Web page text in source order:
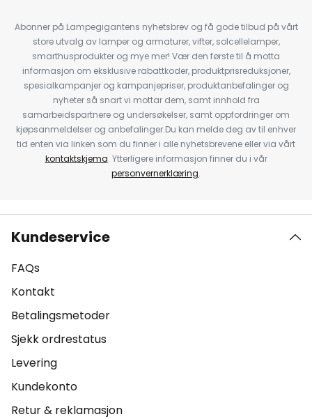
Abonner på Lampegigantens nyhetsbrev og få gode tilbud på vårt
store utvalg av lamper og armaturer, vifter, solcellelamper,
smarthusprodukter og mye mer! Vær den første til å motta
informasjon om eksklusive rabattkoder, produktprisreduksjoner,
spesialkampanjer og kampanjepriser, produktanbefalinger og
nyheter så snart vi mottar dem, samt innhold fra
samarbeidspartnere og undersøkelser, samt oppfordringer om
kjøpsanmeldelser og anbefalinger.Du kan melde deg av til enhver
tid enten via linken som du finner i alle nyhetsbrevene eller via vårt
kontaktskjema. Ytterligere informasjon finner du i vår
personvernerklæring.
Kundeservice
FAQs
Kontakt
Betalingsmetoder
Sjekk ordrestatus
Levering
Kundekonto
Retur & reklamasjon